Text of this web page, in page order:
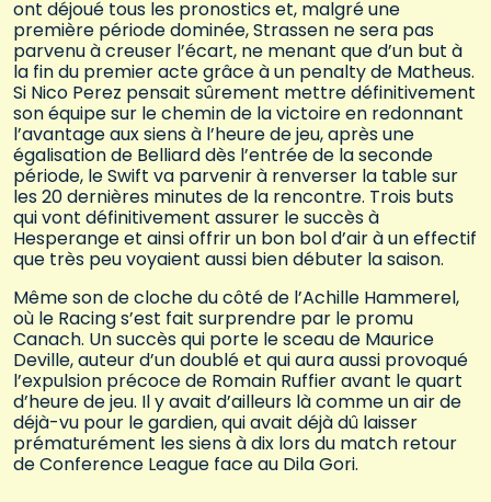
ont déjoué tous les pronostics et, malgré une
première période dominée, Strassen ne sera pas
parvenu à creuser l’écart, ne menant que d’un but à
la fin du premier acte grâce à un penalty de Matheus.
Si Nico Perez pensait sûrement mettre définitivement
son équipe sur le chemin de la victoire en redonnant
l’avantage aux siens à l’heure de jeu, après une
égalisation de Belliard dès l’entrée de la seconde
période, le Swift va parvenir à renverser la table sur
les 20 dernières minutes de la rencontre. Trois buts
qui vont définitivement assurer le succès à
Hesperange et ainsi offrir un bon bol d’air à un effectif
que très peu voyaient aussi bien débuter la saison.
Même son de cloche du côté de l’Achille Hammerel,
où le Racing s’est fait surprendre par le promu
Canach. Un succès qui porte le sceau de Maurice
Deville, auteur d’un doublé et qui aura aussi provoqué
l’expulsion précoce de Romain Ruffier avant le quart
d’heure de jeu. Il y avait d’ailleurs là comme un air de
déjà-vu pour le gardien, qui avait déjà dû laisser
prématurément les siens à dix lors du match retour
de Conference League face au Dila Gori.